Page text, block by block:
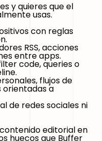
y quieres que el
usas.
con reglas
RSS, acciones
entre apps.
code, queries o
flujos de
orientadas a
de redes sociales ni
editorial en
huecos que Buffer